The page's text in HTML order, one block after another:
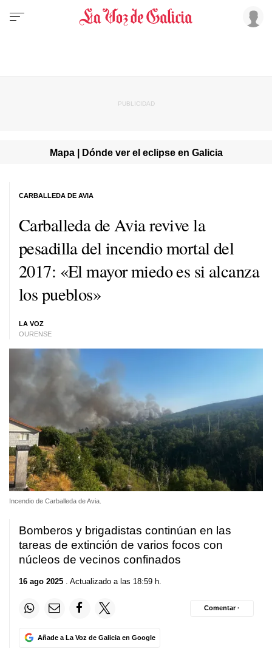
Mapa | Dónde ver el eclipse en Galicia
Carballeda de Avia revive la
pesadilla del incendio mortal del
2017: «El mayor miedo es si alcanza
los pueblos»
LA VOZ
OURENSE
CARBALLEDA DE AVIA
Incendio de Carballeda de Avia.
Bomberos y brigadistas continúan en las
tareas de extinción de varios focos con
núcleos de vecinos confinados
16 ago 2025 . Actualizado a las 18:59 h.
Añade a La Voz de Galicia en Google
Comentar ·